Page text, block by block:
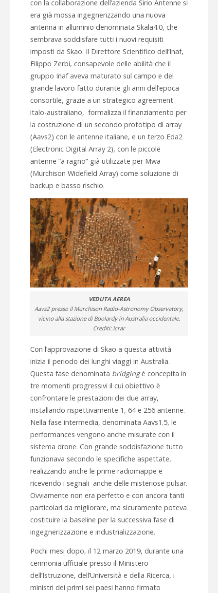
con la collaborazione dell’azienda Sirio Antenne si
era già mossa ingegnerizzando una nuova
antenna in alluminio denominata Skala4.0, che
sembrava soddisfare tutti i nuovi requisiti
imposti da Skao. Il Direttore Scientifico dell’Inaf,
Filippo Zerbi, consapevole delle abilità che il
gruppo Inaf aveva maturato sul campo e del
grande lavoro fatto durante gli anni dell’epoca
consortile, grazie a un strategico agreement
italo-australiano, formalizza il finanziamento per
la costruzione di un secondo prototipo di array
(Aavs2) con le antenne italiane, e un terzo Eda2
(Electronic Digital Array 2), con le piccole
antenne “a ragno” già utilizzate per Mwa
(Murchison Widefield Array) come soluzione di
backup e basso rischio.
VEDUTA AEREA
Aavs2 presso il Murchison Radio-Astronomy Observatory,
vicino alla stazione di Boolardy in Australia occidentale.
Crediti: Icrar
Con l’approvazione di Skao a questa attività
inizia il periodo dei lunghi viaggi in Australia.
Questa fase denominata bridgingè concepita in
tre momenti progressivi il cui obiettivo è
confrontare le prestazioni dei due array,
installando rispettivamente 1, 64 e 256 antenne.
Nella fase intermedia, denominata Aavs1.5, le
performances vengono anche misurate con il
sistema drone. Con grande soddisfazione tutto
funzionava secondo le specifiche aspettate,
realizzando anche le prime radiomappe e
ricevendo i segnali anche delle misteriose pulsar.
Ovviamente non era perfetto e con ancora tanti
particolari da migliorare, ma sicuramente poteva
costituire la baseline per la successiva fase di
ingegnerizzazione e industrializzazione.
Pochi mesi dopo, il 12 marzo 2019, durante una
cerimonia ufficiale presso il Ministero
dell’Istruzione, dell’Università e della Ricerca, i
ministri dei primi sei paesi hanno firmato